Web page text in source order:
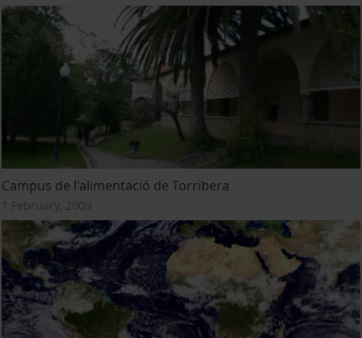
Campus de l'alimentació de Torribera
1 February, 2009